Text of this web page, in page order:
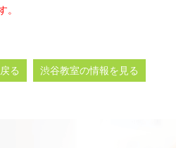
。
る 渋谷教室の情報を見る